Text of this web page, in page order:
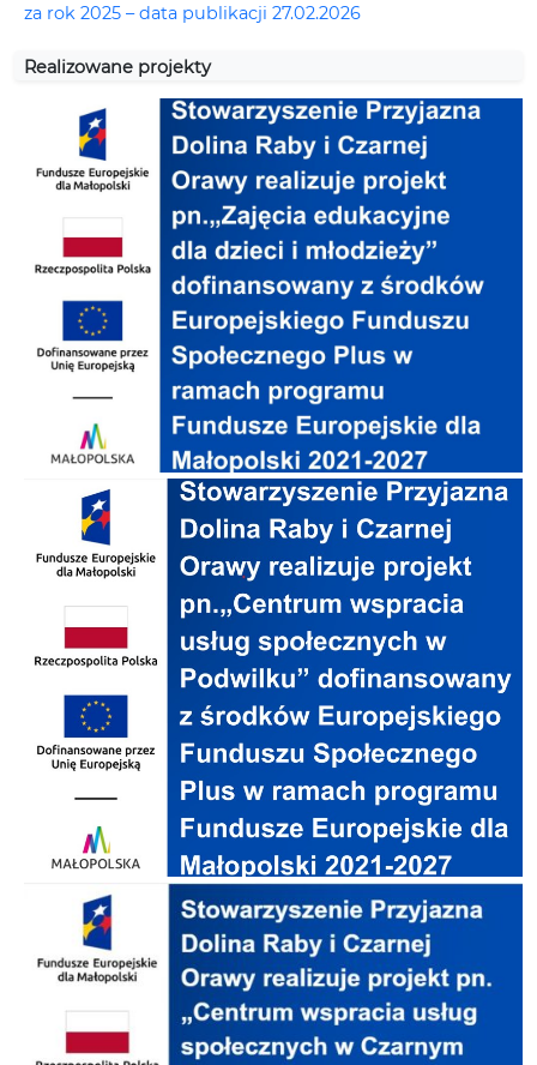
za rok 2025 – data publikacji 27.02.2026
Realizowane projekty